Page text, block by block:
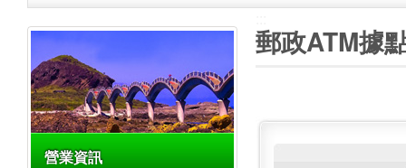
營業資訊
郵政ATM據